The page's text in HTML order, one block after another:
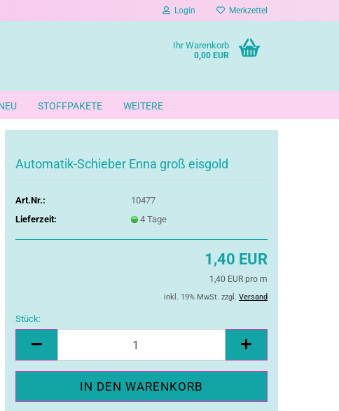
Login Merkzettel
Ihr Warenkorb
0,00 EUR
STOFFPAKETE WEITERE
Automatik-Schieber Enna groß eisgold
Art.Nr.:
10477
Lieferzeit:
4 Tage
1,40 EUR
1,40 EUR pro m
inkl. 19% MwSt. zzgl. Versand
Stück:
Stück